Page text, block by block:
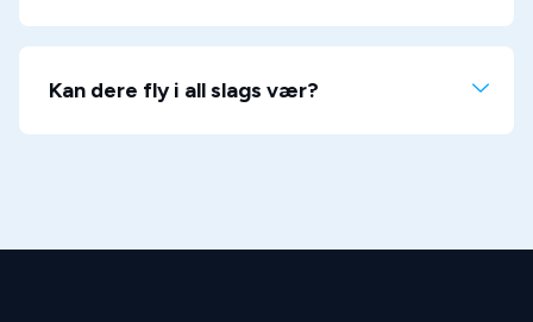
Kan dere fly i all slags vær?